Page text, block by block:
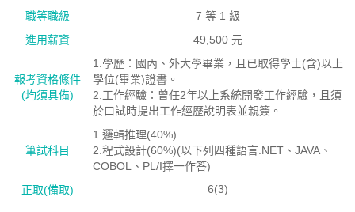
職等職級
7 等 1 級
進用薪資
49,500 元
報考資格絛件
(均須具備)
1.學歷：國內、外大學畢業，且已取得學士(含)以上
學位(畢業)證書。
2.工作經驗：曾任2年以上系統開發工作經驗，且須
於口試時提出工作經歷說明表並親簽。
筆試科目
1.邏輯推理(40%)
2.程式設計(60%)(以下列四種語言.NET、JAVA、
COBOL、PL/I擇一作答)
正取(備取)
6(3)